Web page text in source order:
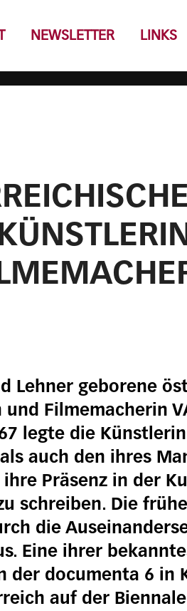
NEWSLETTER LINKS
Lehner geborene
Filmemacherin
legte die
auch den ihres
Präsenz in der
schreiben. Die
die
Eine ihrer
der documenta 6 in
auf der